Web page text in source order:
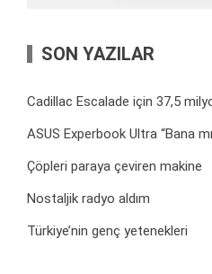
SON YAZILAR
Cadillac Escalade için 37,5
ASUS Experbook Ultra “Bana
Çöpleri paraya çeviren makine
Nostaljik radyo aldım
Türkiye’nin genç yetenekleri